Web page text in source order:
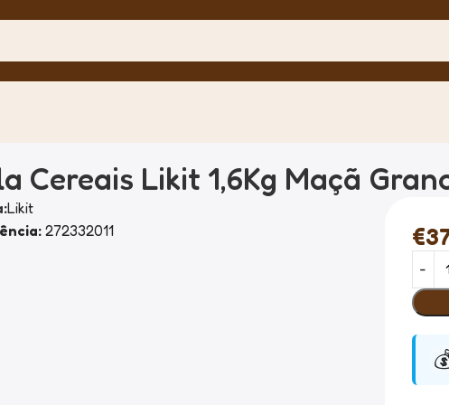
açucar
Cereais Likit 1,6Kg Maçã
Likit
272332011 €